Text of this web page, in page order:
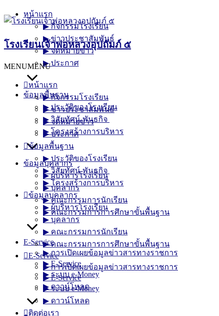
Skip
to
โรงเรียนเจ้าพ่อหลวงอุปถัมภ์ ๕
MENUMENU
หน้าแรก
▶︎ กิจกรรมโรงเรียน
▶︎ ข่าวประชาสัมพันธ์
▶︎ จดหมายข่าว
▶︎ ประกาศ
ข้อมูลพื้นฐาน
▶︎ ประวัติของโรงเรียน
▶︎ วิสัยทัศน์-พันธกิจ
▶︎ โครงสร้างการบริหาร
ข้อมูลบุคลากร
▶︎ ผู้บริหารโรงเรียน
▶︎ บุคลากร
▶︎ คณะกรรมการนักเรียน
▶︎ คณะกรรมการการศึกษาขั้นพื้นฐาน
E-Service
▶︎ การเปิดเผยข้อมูลข่าวสารทางราชการ
▶︎ E-Service
▶︎ ระบบ e-Money
▶︎ ดาวน์โหลด
ติดต่อเรา
หน้าแรก
▶︎ กิจกรรมโรงเรียน
▶︎ ข่าวประชาสัมพันธ์
▶︎ จดหมายข่าว
▶︎ ประกาศ
ข้อมูลพื้นฐาน
▶︎ ประวัติของโรงเรียน
▶︎ วิสัยทัศน์-พันธกิจ
▶︎ โครงสร้างการบริหาร
ข้อมูลบุคลากร
▶︎ ผู้บริหารโรงเรียน
▶︎ บุคลากร
▶︎ คณะกรรมการนักเรียน
▶︎ คณะกรรมการการศึกษาขั้นพื้นฐาน
E-Service
▶︎ การเปิดเผยข้อมูลข่าวสารทางราชการ
▶︎ E-Service
▶︎ ระบบ e-Money
▶︎ ดาวน์โหลด